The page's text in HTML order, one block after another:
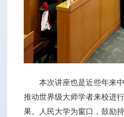
本次讲座也是近些年来
推动世界级大师学者来校进
果。人民大学为窗口，鼓励